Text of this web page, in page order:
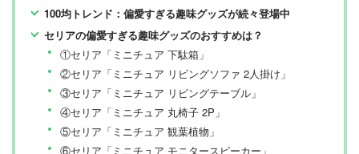
100均トレンド：偏愛すぎる趣味グッズが続々登場中
セリアの偏愛すぎる趣味グッズのおすすめは？
①セリア「ミニチュア 下駄箱」
②セリア「ミニチュア リビングソファ 2人掛け」
③セリア「ミニチュア リビングテーブル」
④セリア「ミニチュア 丸椅子 2P」
⑤セリア「ミニチュア 観葉植物」
⑥セリア「ミニチュア モニタースピーカー」